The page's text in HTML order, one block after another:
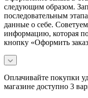
следующим образом.
последовательным
данные о себе.
информацию, которая
кнопку «Оформить
Оплачивайте покупки
магазине доступно 3